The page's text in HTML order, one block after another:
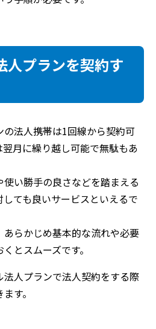
人プランを契約す
法人携帯は1回線から契約可
月に繰り越し可能で無駄もあ
い勝手の良さなどを踏まえる
ても良いサービスといえるで
らかじめ基本的な流れや必要
とスムーズです。
人プランで法人契約をする際
す。